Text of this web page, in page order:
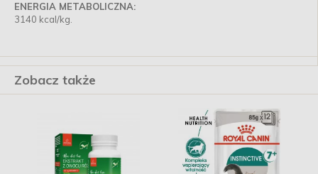
ENERGIA METABOLICZNA:
3140 kcal/kg.
Zobacz także